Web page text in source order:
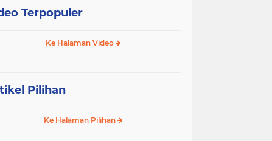
Terpopuler
Ke Halaman Video
Pilihan
Ke Halaman Pilihan